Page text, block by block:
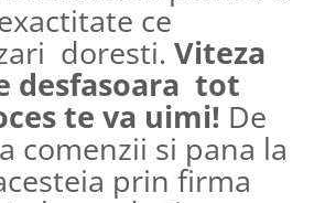
ce
doresti. Viteza
desfasoara tot
te va uimi! De
comenzii si pana la
prin firma